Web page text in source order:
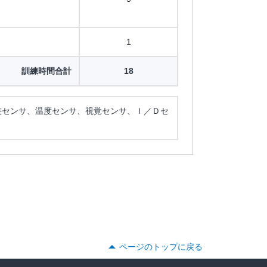
1
訓練時間合計 18
ンサ、温度センサ、視覚センサ、Ｉ／Ｄセ
ページのトップに戻る